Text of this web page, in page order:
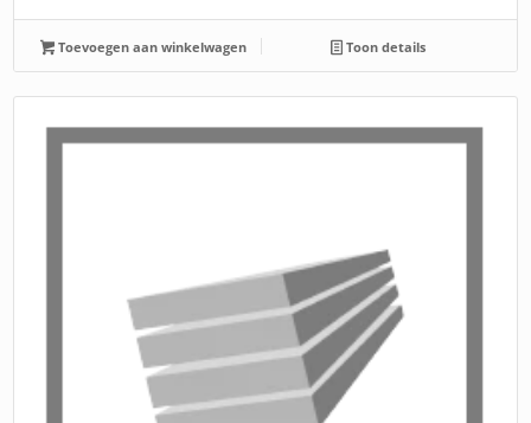
Toevoegen aan winkelwagen Toon details